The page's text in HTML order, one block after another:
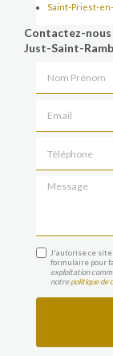
Saint-Priest-
Contactez-nous
Just-Saint-
Message
J'autorise ce
formulaire pour
exploitation
notrepolitique de